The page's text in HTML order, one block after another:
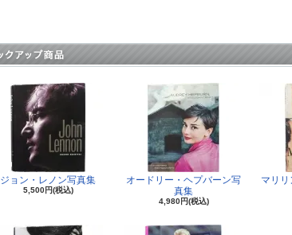
ジョン・レノン写真集
5,500円(税込)
オードリー・ヘプバーン写
真集
4,980円(税込)
マリ